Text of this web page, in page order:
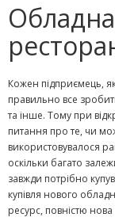
Кожен підприємець,
правильно все
та інше. Тому при
питання про те, чи
використовувалося
оскільки багато
завжди потрібно
купівля нового
ресурс, повністю